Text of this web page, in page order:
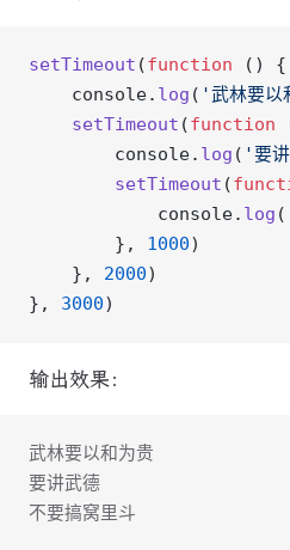
setTimeout (function ()
    console.
log ( '武林要以
    setTimeout
(function
        console.
log ( '要
        setTimeout
(
            console.
log (
        },
1000)
    },
2000)
}, 3000)
输出效果：
武林要以和为贵
要讲武德
不要搞窝里斗